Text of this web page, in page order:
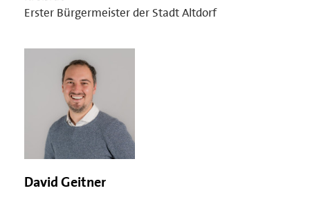
Erster Bürgermeister der Stadt Altdorf
David Geitner